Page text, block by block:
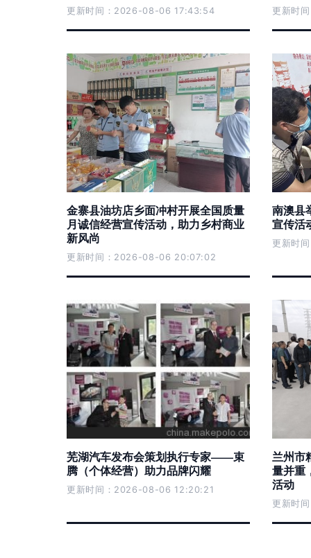
更新时间：2026-08-06 17:43:54 更新时
金寨县油坊店乡面冲村开展全国质量
月诚信经营宣传活动，助力乡村商业
新风尚
更新时间：2026-08-06 20:07:02
南澳县
宣传活
更新时
芜湖汽车发布会策划执行专家——束
腾（个体经营）助力品牌闪耀
更新时间：2026-08-06 12:20:21
兰州市
量并重
活动
更新时